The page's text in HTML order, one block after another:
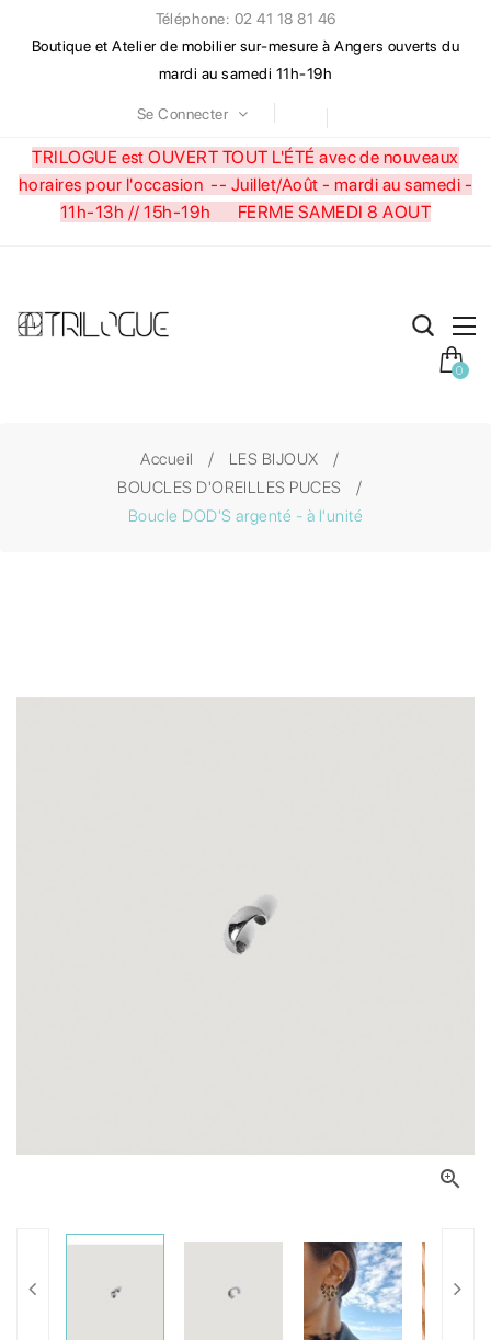
Téléphone: 02 41 18 81 46
Boutique et Atelier de mobilier sur-mesure à Angers ouverts du
mardi au samedi 11h-19h
Se Connecter
TRILOGUE est OUVERT TOUT L'ÉTÉ avec de nouveaux
horaires pour l'occasion -- Juillet/Août - mardi au samedi -
11h-13h // 15h-19h FERME SAMEDI 8 AOUT
0
Accueil
LES BIJOUX
BOUCLES D'OREILLES PUCES
Boucle DOD'S argenté - à l'unité
